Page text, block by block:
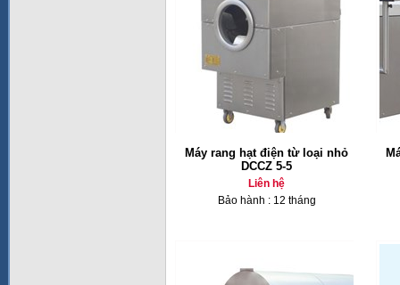
Máy rang hạt điện từ loại nhỏ
DCCZ 5-5
Liên hệ
Bảo hành : 12 tháng